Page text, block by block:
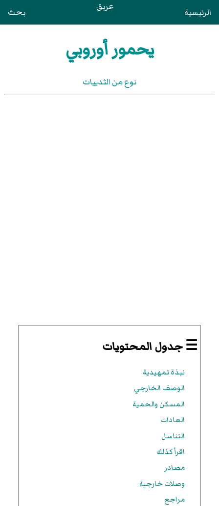
الرئيسية عريق بحث
يحمور أوروبي
نوع من الثدييات
☰ جدول المحتويات
نبذة تمهيدية
الوصف الخارجي
المسكن والحمية
العادات
التناسل
اقرأ كذلك
مصادر
وصلات خارجية
مراجع